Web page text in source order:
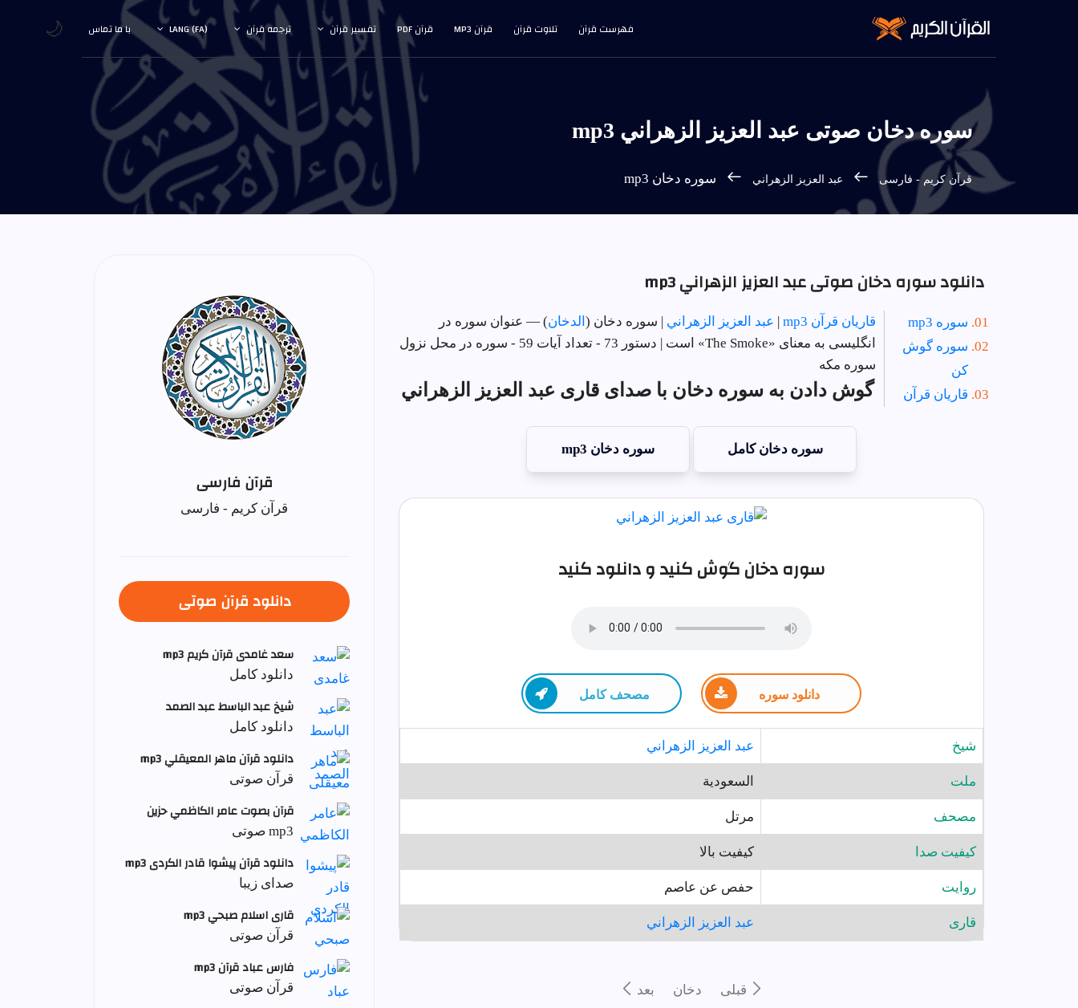
فهرست قرآن تلاوت قرآن قرآن MP3 قرآن PDF تفسیر قرآن ترجمه قرآن LANG (FA) با ما تماس
سوره دخان صوتی عبد العزيز الزهراني mp3
قرآن كريم - فارسى عبد العزيز الزهراني سوره دخان mp3
دانلود سوره دخان صوتی عبد العزيز الزهراني mp3
سوره mp3
سوره گوش
کن
قاریان قرآن
قاریان قرآن mp3 | عبد العزيز الزهراني | سوره دخان ( الدخان) — عنوان سوره در
انگلیسی به معنای «The Smoke» است | دستور 73 - تعداد آیات 59 - سوره در
محل نزول
سوره مکه
گوش دادن به سوره دخان با صدای قاری عبد العزيز الزهراني
سوره دخان کامل سوره دخان mp3
سوره دخان گوش کنید و دانلود کنید
دانلود سوره مصحف كامل
شيخ عبد العزيز الزهراني
ملت السعودية
مصحف مرتل
کیفیت صدا کیفیت بالا
روايت حفص عن عاصم
قارى عبد العزيز الزهراني
قبلى دخان بعد
قرآن فارسی
قرآن کریم - فارسی
دانلود قرآن صوتی
سعد غامدی قرآن کریم mp3
دانلود کامل
شيخ عبد الباسط عبد الصمد
دانلود کامل
دانلود قرآن ماهر المعيقلي mp3
قرآن صوتی
قرآن بصوت عامر الكاظمي حزين
mp3 صوتی
دانلود قرآن پیشوا قادر الکردی mp3
صدای زیبا
قاری اسلام صبحي mp3
قرآن صوتی
فارس عباد قرآن mp3
قرآن صوتی
🌙